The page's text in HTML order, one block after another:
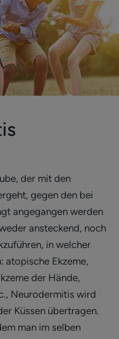
der mit den
gegen den bei
angegangen werden
ansteckend, noch
in welcher
atopische Ekzeme,
der Hände,
Neurodermitis wird
Küssen übertragen.
man im selben